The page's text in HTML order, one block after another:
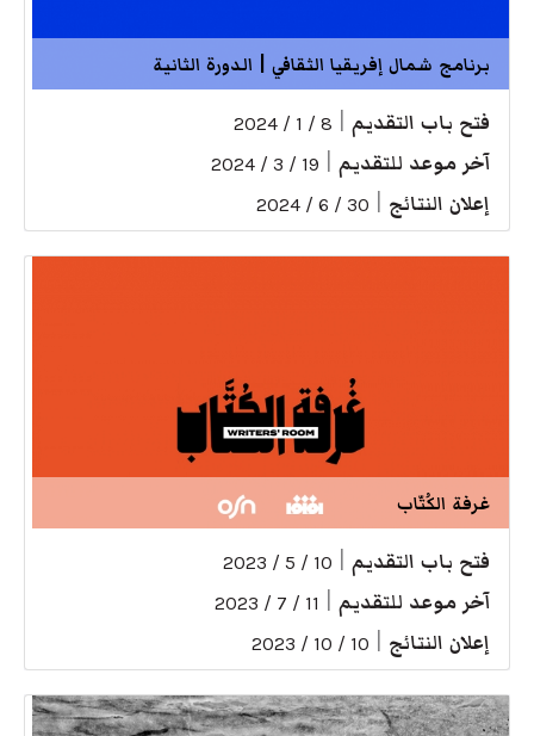
برنامج شمال إفريقيا الثقافي | الدورة الثانية
فتح باب التقديم 8 / 1 / 2024
آخر موعد للتقديم 19 / 3 / 2024
إعلان النتائج 30 / 6 / 2024
غرفة الكُتّاب
فتح باب التقديم 10 / 5 / 2023
آخر موعد للتقديم 11 / 7 / 2023
إعلان النتائج 10 / 10 / 2023